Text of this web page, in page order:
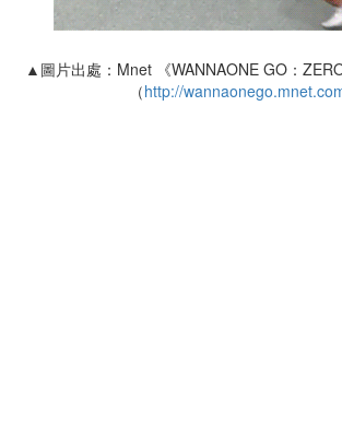
▲圖片出處：Mnet 《WANNAONE GO：
（http://